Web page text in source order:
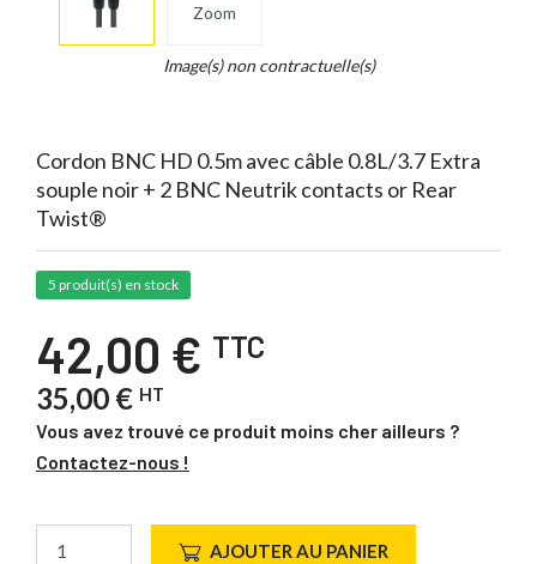
Zoom
Legend...
Image(s) non contractuelle(s)
Cordon BNC HD 0.5m avec câble 0.8L/3.7 Extra
souple noir + 2 BNC Neutrik contacts or Rear
Twist®
5 produit(s) en stock
42,00 € TTC
35,00 € HT
Vous avez trouvé ce produit moins cher ailleurs ?
Contactez-nous !
AJOUTER AU PANIER